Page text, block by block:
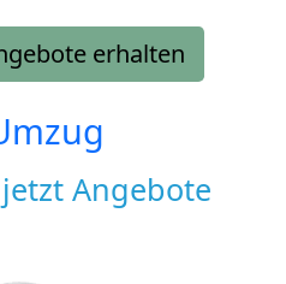
erhalten
Angebote